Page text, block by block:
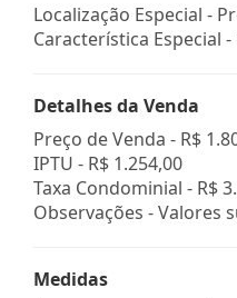
Localização Especial -
Característica Especial
Detalhes da Venda
Preço de Venda - R$
IPTU - R$ 1.254,00
Taxa Condominial - R$
Observações - Valores
Medidas